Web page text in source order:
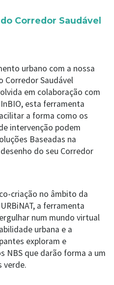
Corredor Saudável
urbano com a nossa
Corredor Saudável
em colaboração com
esta ferramenta
a forma como os
intervenção podem
Baseadas na
do seu Corredor
criação no âmbito da
a ferramenta
num mundo virtual
urbana e a
exploram e
NBS que darão forma a um
verde.